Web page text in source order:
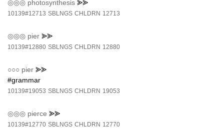
◎◎◎ photosynthesis ⪢⪢
10139#12713 SBLNGS CHLDRN 12713
◎◎◎ pier ⪢⪢
10139#12880 SBLNGS CHLDRN 12880
○○○ pier ⪢⪢
#grammar
10139#19053 SBLNGS CHLDRN 19053
◎◎◎ pierce ⪢⪢
10139#12770 SBLNGS CHLDRN 12770